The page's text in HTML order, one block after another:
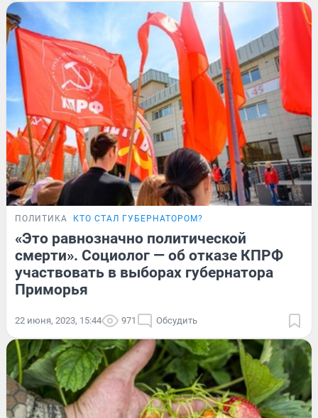
ПОЛИТИКА КТО СТАЛ ГУБЕРНАТОРОМ?
«Это равнозначно политической
смерти». Социолог — об отказе КПРФ
участвовать в выборах губернатора
Приморья
22 июня, 2023, 15:44 971 Обсудить